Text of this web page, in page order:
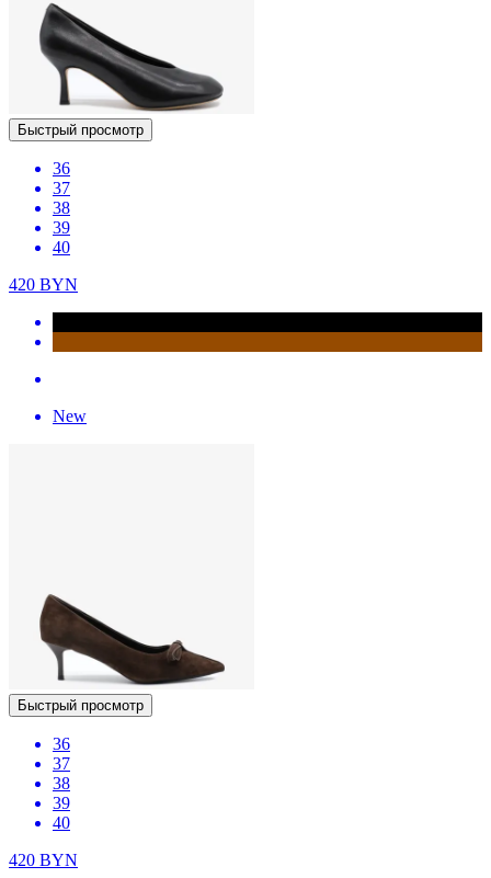
Быстрый просмотр
36
37
38
39
40
420 BYN
New
Быстрый просмотр
36
37
38
39
40
420 BYN